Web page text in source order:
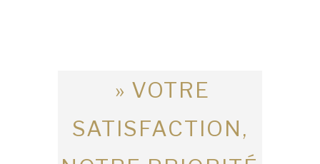
» VOTRE
SATISFACTION,